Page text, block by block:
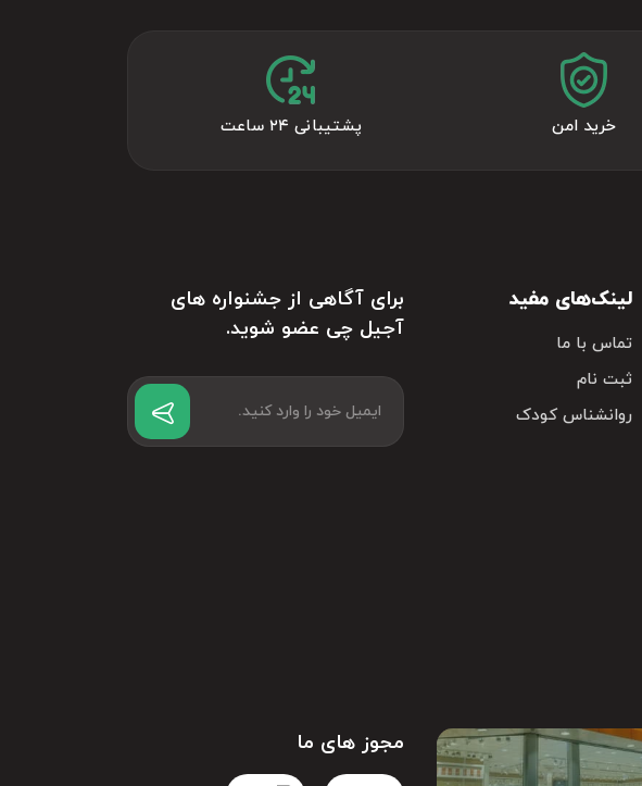
خرید امن پشتیبانی ۲۴ ساعت
لینک‌های مفید
تماس با ما
ثبت نام
روانشناس کودک
برای آگاهی از جشنواره های
آجیل چی عضو شوید.
مجوز های ما